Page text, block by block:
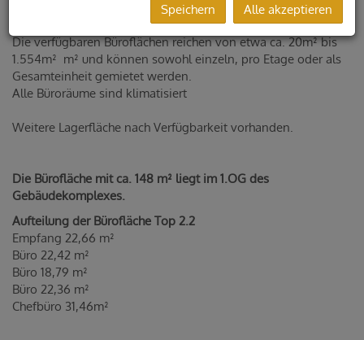
Alle Büroräume sind komplett modernisiert worden.
Die verfügbaren Büroflächen reichen von etwa ca. 20m² bis
1.554m² m² und können sowohl einzeln, pro Etage oder als
Gesamteinheit gemietet werden.
Alle Büroräume sind klimatisiert
Weitere Lagerfläche nach Verfügbarkeit vorhanden.
Die Bürofläche mit ca. 148 m² liegt im 1.OG des
Gebäudekomplexes.
Aufteilung der Bürofläche Top 2.2
Empfang 22,66 m²
Büro 22,42 m²
Büro 18,79 m²
Büro 22,36 m²
Chefbüro 31,46m²
Speichern Alle akzeptieren